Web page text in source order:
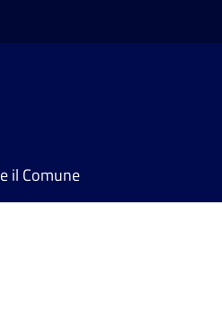
il Comune